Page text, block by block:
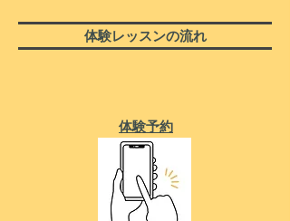
体験レッスンの流れ
体験予約